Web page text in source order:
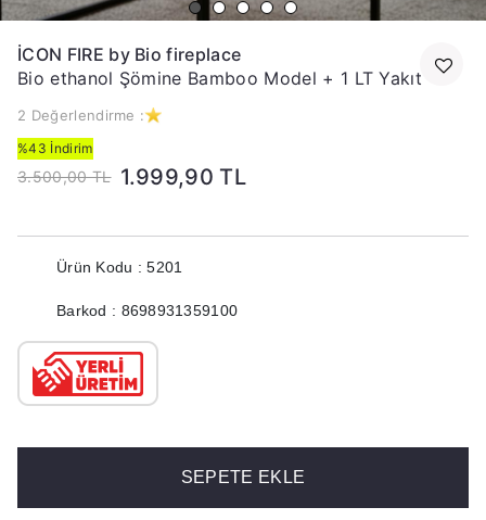
İCON FIRE by Bio fireplace
Bio ethanol Şömine Bamboo Model + 1 LT Yakıt
2 Değerlendirme :
%43 İndirim
3.500,00 TL 1.999,90 TL
Ürün Kodu : 5201
Barkod : 8698931359100
SEPETE EKLE